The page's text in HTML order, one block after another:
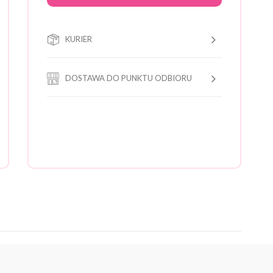
KURIER
DOSTAWA DO PUNKTU ODBIORU